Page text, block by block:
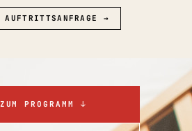
AUFTRITTSANFRAGE →
ZUM PROGRAMM ↓